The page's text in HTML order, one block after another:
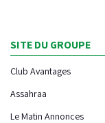
SITE DU GROUPE
Club Avantages
Assahraa
Le Matin Annonces